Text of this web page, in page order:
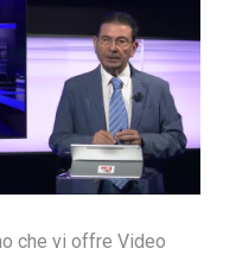
che vi offre Video